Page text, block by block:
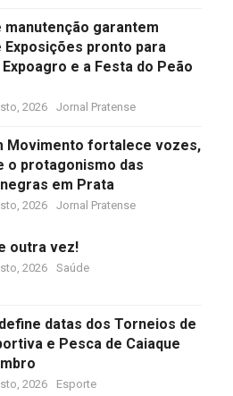
manutenção garantem
Exposições pronto para
e a Festa do Peão
2026 Jornal Pratense
Movimento fortalece vozes,
o protagonismo das
em Prata
2026 Jornal Pratense
outra vez!
2026 Saúde
datas dos Torneios de
e Pesca de Caiaque
2026 Esporte